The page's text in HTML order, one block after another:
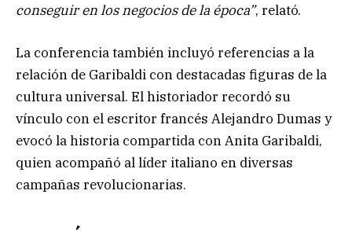
conseguir en los negocios de la época”, relató.
La conferencia también incluyó referencias a la
relación de Garibaldi con destacadas figuras de la
cultura universal. El historiador recordó su
vínculo con el escritor francés Alejandro Dumas y
evocó la historia compartida con Anita Garibaldi,
quien acompañó al líder italiano en diversas
campañas revolucionarias.